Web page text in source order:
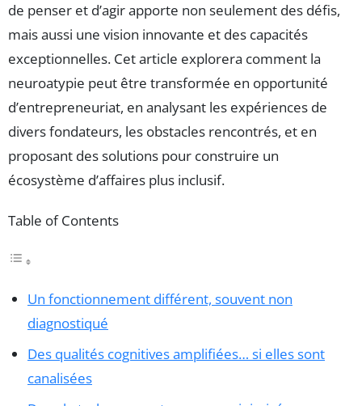
de penser et d’agir apporte non seulement des défis,
mais aussi une vision innovante et des capacités
exceptionnelles. Cet article explorera comment la
neuroatypie peut être transformée en opportunité
d’entrepreneuriat, en analysant les expériences de
divers fondateurs, les obstacles rencontrés, et en
proposant des solutions pour construire un
écosystème d’affaires plus inclusif.
Table of Contents
Un fonctionnement différent, souvent non
diagnostiqué
Des qualités cognitives amplifiées… si elles sont
canalisées